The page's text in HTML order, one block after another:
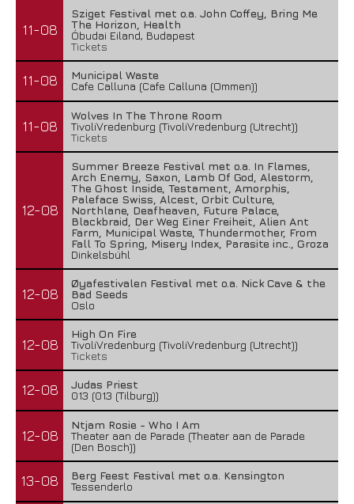
11-08
Sziget Festival met o.a. John Coffey, Bring Me
The Horizon, Health
Óbudai Eiland, Budapest
Tickets
11-08
Municipal Waste
Cafe Calluna (Cafe Calluna (Ommen))
11-08
Wolves In The Throne Room
TivoliVredenburg (TivoliVredenburg (Utrecht))
Tickets
12-08
Summer Breeze Festival met o.a. In Flames,
Arch Enemy, Saxon, Lamb Of God, Alestorm,
The Ghost Inside, Testament, Amorphis,
Paleface Swiss, Alcest, Orbit Culture,
Northlane, Deafheaven, Future Palace,
Blackbraid, Der Weg Einer Freiheit, Alien Ant
Farm, Municipal Waste, Thundermother, From
Fall To Spring, Misery Index, Parasite inc., Groza
Dinkelsbühl
12-08
Øyafestivalen Festival met o.a. Nick Cave & the
Bad Seeds
Oslo
12-08
High On Fire
TivoliVredenburg (TivoliVredenburg (Utrecht))
Tickets
12-08
Judas Priest
013 (013 (Tilburg))
12-08
Ntjam Rosie - Who I Am
Theater aan de Parade (Theater aan de Parade
(Den Bosch))
13-08
Berg Feest Festival met o.a. Kensington
Tessenderlo